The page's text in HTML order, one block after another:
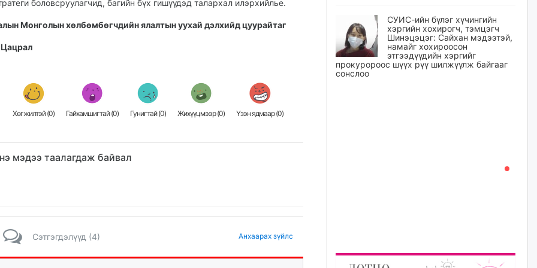
боловсруулагчид, багийн бүх гишүүдэд талархал илэрхийлье.
Монголын хөлбөмбөгчдийн ялалтын уухай дэлхийд цуурайтаг
Хөгжилтэй (0) Гайхамшигтай (0) Гунигтай (0) Жихүүцмээр (0) Үзэн ядмаар (0)
мэдээ таалагдаж байвал
Сэтгэгдэлүүд (4) Анхаарах зүйлс
СУИС-ийн бүлэг хүчингийн
хэргийн хохирогч, тэмцэгч
Шинэцэцэг: Сайхан мэдээтэй,
намайг хохироосон
этгээдүүдийн хэргийг
прокуророос шүүх рүү шилжүүлж байгааг
сонслоо